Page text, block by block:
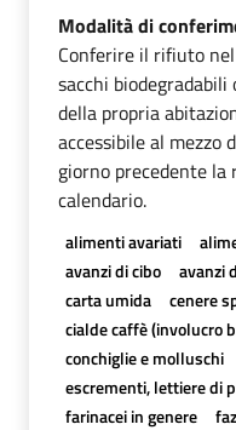
Modalità di
Conferire il rifiuto
sacchi
della propria
accessibile al mezzo
giorno precedente la
calendario.
alimenti avariati
avanzi di cibo
avanzi
carta umida
cenere
cialde caffè (involucro
conchiglie e molluschi
escrementi, lettiere di
farinacei in genere